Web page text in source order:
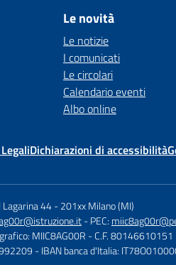
Le novità
Le notizie
I comunicati
Le circolari
Calendario eventi
Albo online
Dichiarazioni di accessibilità
Lagarina 44 -201xx Milano (MI)
- PEC:
MIIC8AG00R - C.F. 80146610151
- IBAN banca d'Italia: